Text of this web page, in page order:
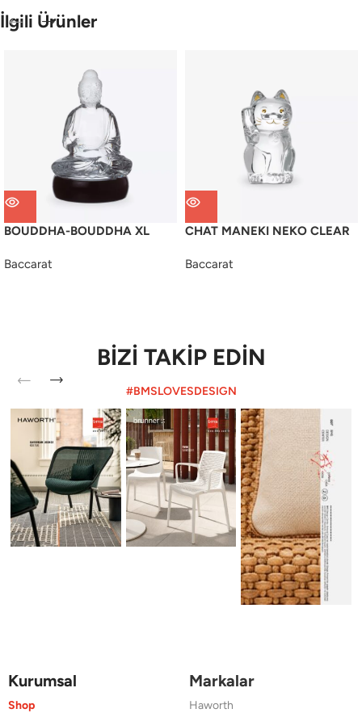
İlgili Ürünler
BOUDDHA-BOUDDHA XL
Baccarat
CHAT MANEKI NEKO CLEAR
Baccarat
BİZİ TAKİP EDİN
#BMSLOVESDESIGN
Kurumsal
Shop
Markalar
Haworth